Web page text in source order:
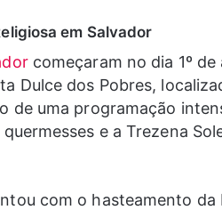
em Salvador
começaram no dia 1º
Dulce dos Pobres,
de uma programação
e a Trezena
com o hasteamento da